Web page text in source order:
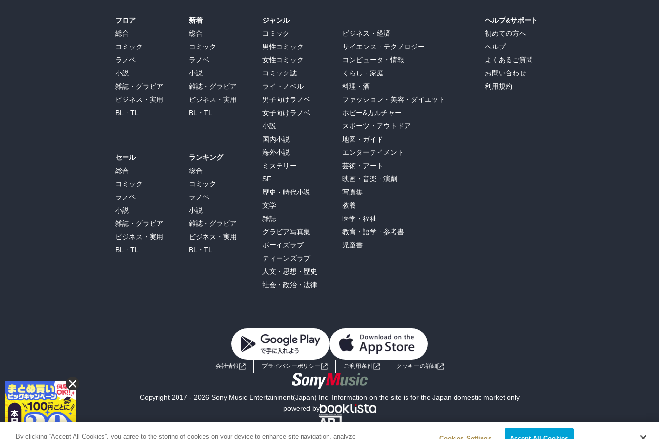
フロア
総合
コミック
ラノベ
小説
雑誌・グラビア
ビジネス・実用
BL・TL
セール
総合
コミック
ラノベ
小説
雑誌・グラビア
ビジネス・実用
BL・TL
新着
総合
コミック
ラノベ
小説
雑誌・グラビア
ビジネス・実用
BL・TL
ランキング
総合
コミック
ラノベ
小説
雑誌・グラビア
ビジネス・実用
BL・TL
ジャンル
コミック
男性コミック
女性コミック
コミック誌
ライトノベル
男子向けラノベ
女子向けラノベ
小説
国内小説
海外小説
ミステリー
SF
歴史・時代小説
文学
雑誌
グラビア写真集
ボーイズラブ
ティーンズラブ
人文・思想・歴史
社会・政治・法律
ビジネス・経済
サイエンス・テクノロジー
コンピュータ・情報
くらし・家庭
料理・酒
ファッション・美容・ダイエット
ホビー&カルチャー
スポーツ・アウトドア
地図・ガイド
エンターテイメント
芸術・アート
映画・音楽・演劇
写真集
教養
医学・福祉
教育・語学・参考書
児童書
ヘルプ&サポート
初めての方へ
ヘルプ
よくあるご質問
お問い合わせ
利用規約
会社情報 プライバシーポリシー ご利用条件 クッキーの詳細
Copyright 2017 - 2026 Sony Music Entertainment(Japan) Inc. Information on the site is for the Japan domestic market only
powered by
By clicking “Accept All Cookies”, you agree to the storing of cookies on your device to enhance site navigation, analyze